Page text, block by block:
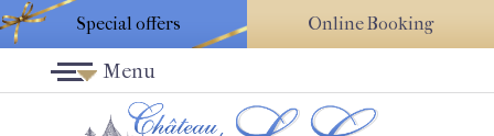
Special offers Online Booking
Menu